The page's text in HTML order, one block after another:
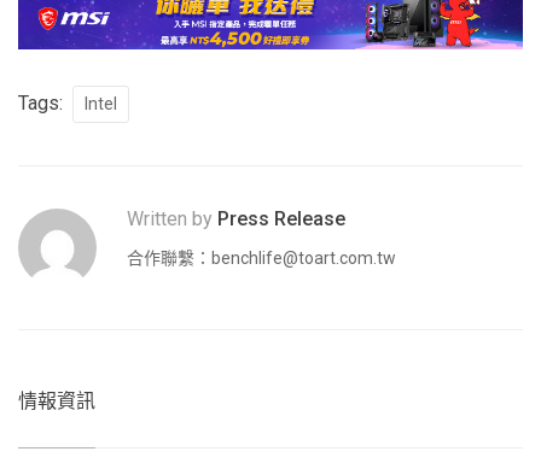
Tags: Intel
Written by Press Release
合作聯繫： benchlife@toart.com.tw
情報資訊